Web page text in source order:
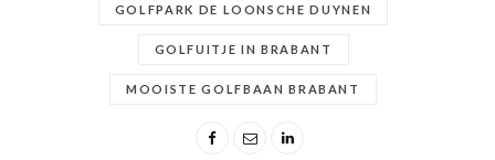
GOLFPARK DE LOONSCHE DUYNEN
GOLFUITJE IN BRABANT
MOOISTE GOLFBAAN BRABANT